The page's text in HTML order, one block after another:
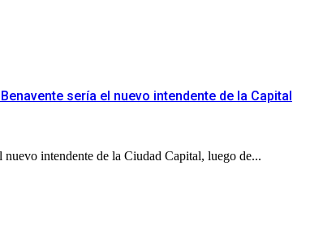
sería el nuevo intendente de la Capital
intendente de la Ciudad Capital, luego de...